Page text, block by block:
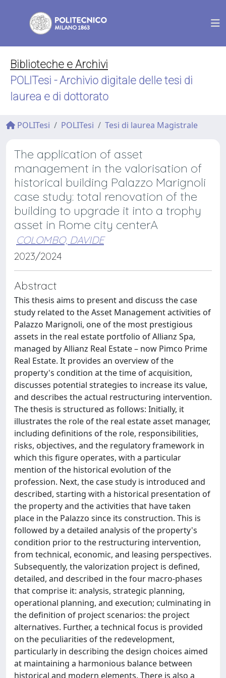
Biblioteche e Archivi
POLITesi - Archivio digitale delle tesi di
laurea e di dottorato
POLITesi POLITesi Tesi di laurea Magistrale
The application of asset
management in the valorisation of
historical building Palazzo Marignoli
case study: total renovation of the
building to upgrade it into a trophy
asset in Rome city centerA
COLOMBO, DAVIDE
2023/2024
Abstract
This thesis aims to present and discuss the case
study related to the Asset Management activities of
Palazzo Marignoli, one of the most prestigious
assets in the real estate portfolio of Allianz Spa,
managed by Allianz Real Estate – now Pimco Prime
Real Estate. It provides an overview of the
property's condition at the time of acquisition,
discusses potential strategies to increase its value,
and describes the actual restructuring intervention.
The thesis is structured as follows: Initially, it
illustrates the role of the real estate asset manager,
including definitions of the role, responsibilities,
risks, objectives, and the regulatory framework in
which this figure operates, with a particular
mention of the historical evolution of the
profession. Next, the case study is introduced and
described, starting with a historical presentation of
the property and the activities that have taken
place in the Palazzo since its construction. This is
followed by a detailed analysis of the property's
condition prior to the restructuring intervention,
from technical, economic, and leasing perspectives.
Subsequently, the valorization project is defined,
detailed, and described in the four macro-phases
that comprise it: analysis, strategic planning,
operational planning, and execution; culminating in
the definition of project scenarios: the project
alternatives. Further, a technical focus is provided
on the peculiarities of the redevelopment,
particularly in describing the design choices aimed
at maintaining a harmonious balance between
historical and modern elements. There is also a